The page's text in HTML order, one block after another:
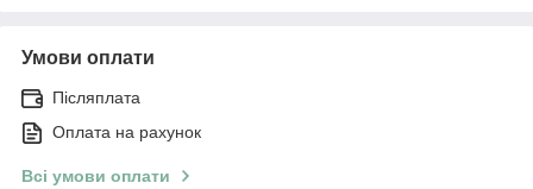
Умови оплати
Післяплата
Оплата на рахунок
Всі умови оплати